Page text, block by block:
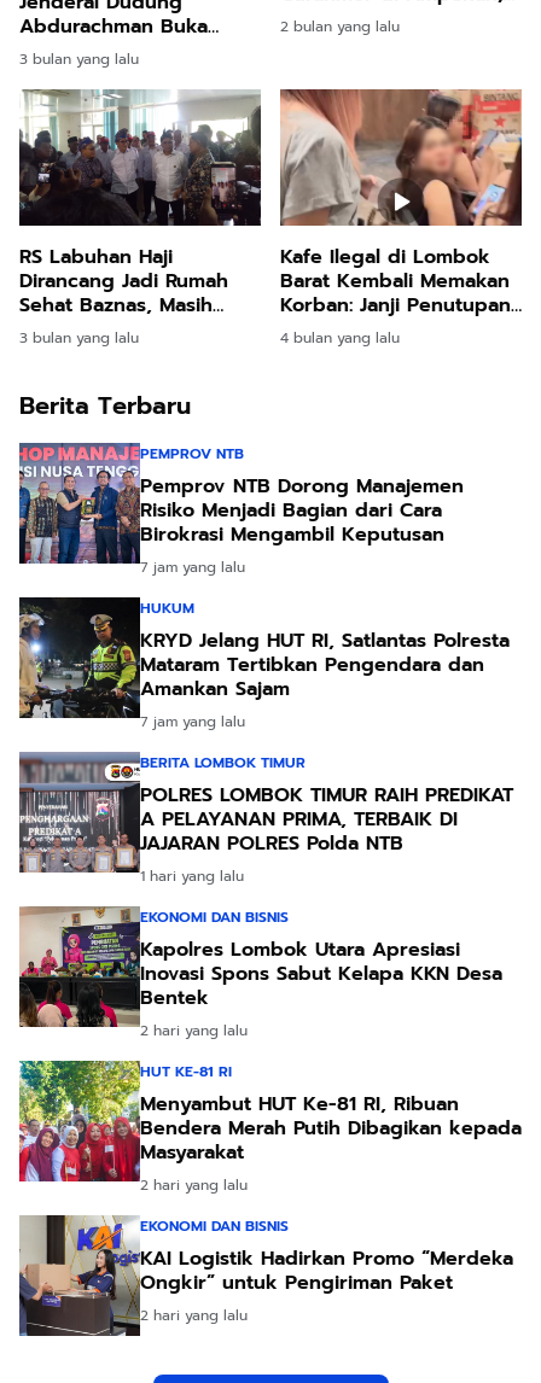
Abdurachman Buka
Aduan 24 Jam Kawal
Program Prabowo
3 bulan yang lalu
Temukan Paket Sabu
saat Penggeledahan
2 bulan yang lalu
RS Labuhan Haji
Dirancang Jadi Rumah
Sehat Baznas, Masih
Tunggu Keputusan Pusat
3 bulan yang lalu
Kafe Ilegal di Lombok
Barat Kembali Memakan
Korban: Janji Penutupan
Bupati Hanya Omon
4 bulan yang lalu
Berita Terbaru
PEMPROV NTB
Pemprov NTB Dorong Manajemen
Risiko Menjadi Bagian dari Cara
Birokrasi Mengambil Keputusan
7 jam yang lalu
HUKUM
KRYD Jelang HUT RI, Satlantas Polresta
Mataram Tertibkan Pengendara dan
Amankan Sajam
7 jam yang lalu
BERITA LOMBOK TIMUR
POLRES LOMBOK TIMUR RAIH PREDIKAT
A PELAYANAN PRIMA, TERBAIK DI
JAJARAN POLRES Polda NTB
1 hari yang lalu
EKONOMI DAN BISNIS
Kapolres Lombok Utara Apresiasi
Inovasi Spons Sabut Kelapa KKN Desa
Bentek
2 hari yang lalu
HUT KE-81 RI
Menyambut HUT Ke-81 RI, Ribuan
Bendera Merah Putih Dibagikan kepada
Masyarakat
2 hari yang lalu
EKONOMI DAN BISNIS
KAI Logistik Hadirkan Promo “Merdeka
Ongkir” untuk Pengiriman Paket
2 hari yang lalu